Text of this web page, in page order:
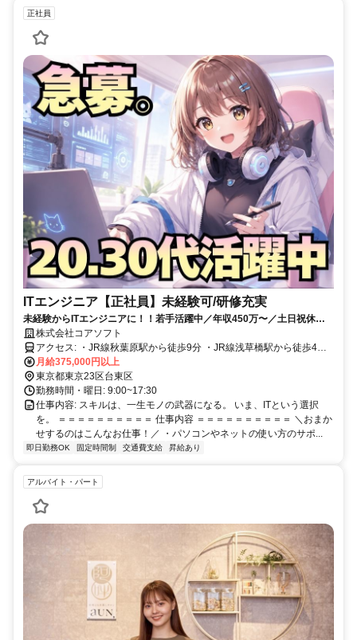
正社員
ITエンジニア【正社員】未経験可/研修充実
未経験からITエンジニアに！！若手活躍中／年収450万〜／土日祝休み
／賞与あり
株式会社コアソフト
アクセス: ・JR線秋葉原駅から徒歩9分 ・JR線浅草橋駅から徒歩4分
・東京メトロ日比谷線秋葉原駅から徒歩8分
月給375,000円以上
東京都東京23区台東区
勤務時間・曜日: 9:00~17:30
仕事内容: スキルは、一生モノの武器になる。 いま、ITという選択
を。 ＝＝＝＝＝＝＝＝＝＝ 仕事内容 ＝＝＝＝＝＝＝＝＝＝ ＼おまか
せするのはこんなお仕事！／ ・パソコンやネットの使い方のサポ...
即日勤務OK 固定時間制 交通費支給 昇給あり
アルバイト・パート